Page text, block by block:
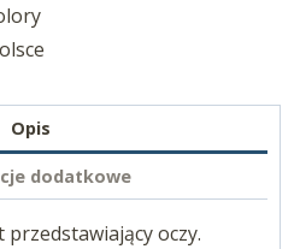
Opis
dodatkowe
oczy.